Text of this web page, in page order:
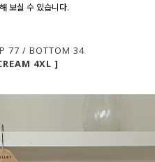
보실 수 있습니다.
77 / BOTTOM 34
4XL ]